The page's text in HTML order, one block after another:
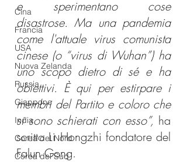
Cina
Francia
USA
Nuova Zelanda
Russia
Giappone
India
Corea del Nord
Corea del Sud
e sperimentano cose
disastrose. Ma una pandemia
come l'attuale virus comunista
cinese (o “virus di Wuhan”) ha
uno scopo dietro di sé e ha
obiettivi. È qui per estirpare i
membri del Partito e coloro che
si sono schierati con esso”, ha
scritto Li Hongzhi fondatore del
Falun Gong.